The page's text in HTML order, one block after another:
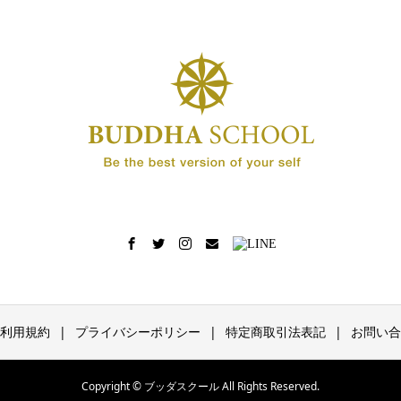
用規約 プライバシーポリシー 特定商取引法表記 お問い
Copyright © ブッダスクール All Rights Reserved.